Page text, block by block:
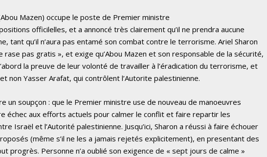
Mazen) occupe le poste de Premier ministre
officilelles, et a annoncé très clairement qu’il ne prendra aucune
tant qu’il n’aura pas entamé son combat contre le terrorisme. Ariel Sharon
rase pas gratis », et exige qu’Abou Mazen et son responsable de la sécurité,
la preuve de leur volonté de travailler à l’éradication du terrorisme, et
non Yasser Arafat, qui contrôlent l’Autorite palestinienne.
un soupçon : que le Premier ministre use de nouveau de manoeuvres
échec aux efforts actuels pour calmer le conflit et faire repartir les
Israël et l’Autorité palestinienne. Jusqu’ici, Sharon a réussi à faire échouer
(même s’il ne les a jamais rejetés explicitement), en presentant des
progrès. Personne n’a oublié son exigence de « sept jours de calme »